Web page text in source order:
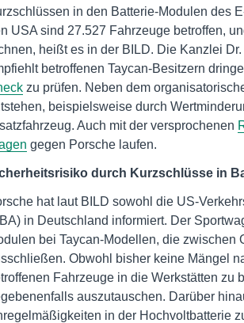
in den Batterie-Modulen des
USA sind 27.527 Fahrzeuge betroffen,
heißt es in der BILD. Die Kanzlei
betroffenen Taycan-Besitzern
zu prüfen. Neben dem
beispielsweise durch
Auch mit der versprochenen
gegen Porsche laufen.
durch Kurzschlüsse in
hat laut BILD sowohl die US-
in Deutschland informiert. Der
bei Taycan-Modellen, die zwischen
Obwohl bisher keine Mängel
Fahrzeuge in die Werkstätten zu
auszutauschen. Darüber
in der Hochvoltbatterie